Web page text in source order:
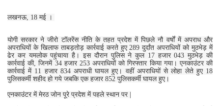
लखनऊ, 18 मई ।
योगी सरकार ने जीरो टॉलरेंस नीति के तहत प्रदेश में पिछले नौ वर्षों में अपराध और
अपराधियों के खिलाफ ताबड़तोड़ कार्रवाई करते हुए 289 दुर्दांत अपराधियों को मुठभेड़ में
ढेर कर यमलोक पहुंचाया है। इस दौरान पुलिस ने कुल 17 हजार 043 मुठभेड़ की
कार्रवाई की, जिनमें 34 हजार 253 अपराधियों को गिरफ्तार किया गया। एनकाउंटर की
कार्रवाई में 11 हजार 834 अपराधी घायल हुए। वहीं अपराधियों से लोहा लेते हुए 18
पुलिसकर्मी शहीद हो गये जबकि एक हजार 852 पुलिसकर्मी घायल हुए।
एनकाउंटर में मेरठ जोन पूरे प्रदेश में पहले स्थान पर |